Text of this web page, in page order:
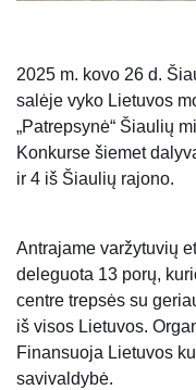
2025 m. kovo 26 d.
salėje vyko Lietuvos
„Patrepsynė“ Šiaulių
Konkurse šiemet
ir 4 iš Šiaulių rajono.
Antrajame varžytuvių
deleguota 13 porų,
centre trepsės su
iš visos Lietuvos.
Finansuoja Lietuvos
savivaldybė.